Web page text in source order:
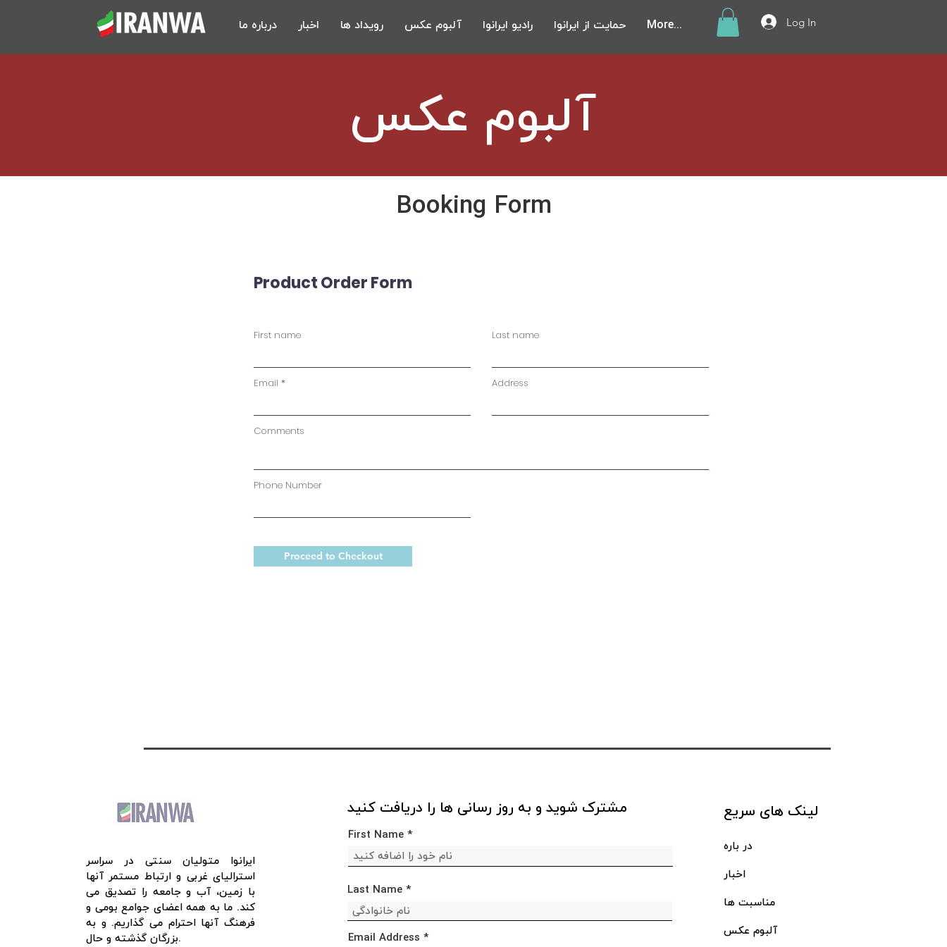
درباره ما اخبار رویداد ها آلبوم عکس رادیو ایرانوا حمایت از ایرانوا More... Log In
آلبوم عکس
Booking Form
Product Order Form
First name
Email
Last name
Address
Comments
Phone Number
Proceed to Checkout
ایرانوا متولیان سنتی در سراسر
استرالیای غربی و ارتباط مستمر آنها
با زمین، آب و جامعه را تصدیق می
کند. ما به همه اعضای جوامع بومی و
فرهنگ آنها احترام می گذاریم. و به
بزرگان گذشته و حال.
مشترک شوید و به روز رسانی ها را دریافت کنید
First Name
Last Name
Email Address
لینک های سریع
در باره
اخبار
مناسبت ها
آلبوم عکس